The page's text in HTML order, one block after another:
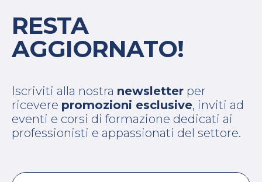
RESTA
AGGIORNATO!
Iscriviti alla nostra newsletter per
ricevere promozioni esclusive, inviti ad
eventi e corsi di formazione dedicati ai
professionisti e appassionati del settore.